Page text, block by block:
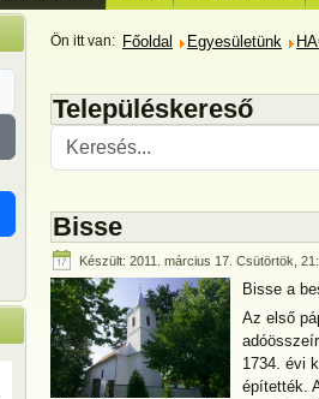
Jelszó megjelenítése
Ön itt van: Főoldal Egyesületünk
Településkereső
Bisse
Készült: 2011. március 17. Csütörtök,
Bisse a
Az első
1734. évi
építették.